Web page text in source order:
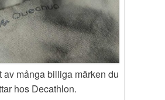
av många billiga märken du
hos Decathlon.